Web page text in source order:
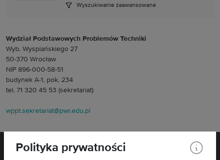
Wyszukiwanie zaawansowane
Wydział Podstawowych Problemów Techniki
Wyb. Wyspiańskiego 27
50-370 Wrocław
NIP 896-000-58-51
budynek A-1, pok. 234
tel. 71 320 45 53 (sekretariat)
wppt.sekretariat@pwr.edu.pl
Polityka prywatności